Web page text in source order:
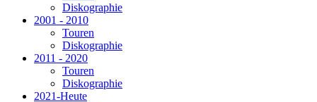
Diskographie
2001 - 2010
Touren
Diskographie
2011 - 2020
Touren
Diskographie
2021-Heute